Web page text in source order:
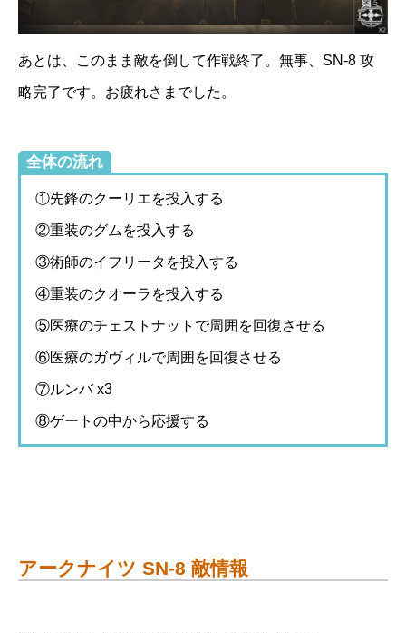
あとは、このまま敵を倒して作戦終了。無事、SN-8 攻
略完了です。お疲れさまでした。
全体の流れ
①先鋒のクーリエを投入する
②重装のグムを投入する
③術師のイフリータを投入する
④重装のクオーラを投入する
⑤医療のチェストナットで周囲を回復させる
⑥医療のガヴィルで周囲を回復させる
⑦ルンバ x3
⑧ゲートの中から応援する
アークナイツ SN-8 敵情報